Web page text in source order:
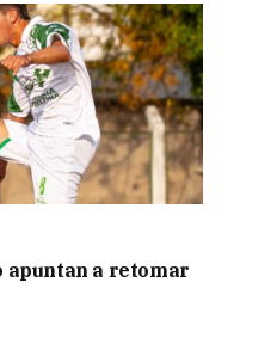
apuntan a retomar